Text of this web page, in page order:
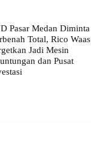
Pasar Medan Diminta
Total, Rico Waas
Jadi Mesin
dan Pusat